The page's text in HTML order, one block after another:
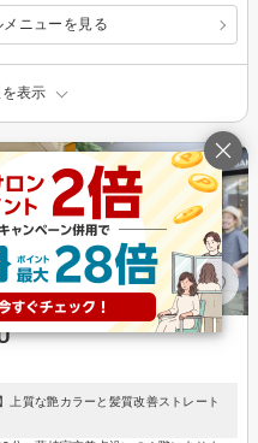
ニューを見る
表示
上質な艶カラーと髪質改善ストレート